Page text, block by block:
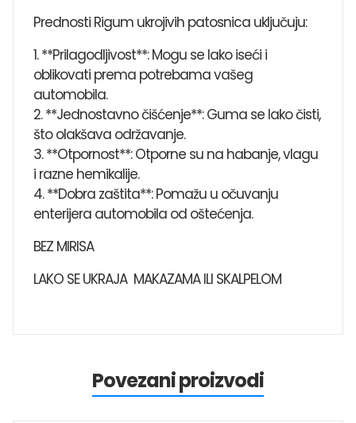
Prednosti Rigum ukrojivih patosnica uključuju:
1. **Prilagodljivost**: Mogu se lako iseći i
oblikovati prema potrebama vašeg
automobila.
2. **Jednostavno čišćenje**: Guma se lako čisti,
što olakšava održavanje.
3. **Otpornost**: Otporne su na habanje, vlagu
i razne hemikalije.
4. **Dobra zaštita**: Pomažu u očuvanju
enterijera automobila od oštećenja.
BEZ MIRISA
LAKO SE UKRAJA MAKAZAMA ILI SKALPELOM
Povezani proizvodi